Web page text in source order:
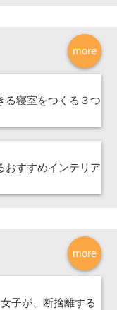
more
る寝室をつくる３つ
おすすめインテリア
more
子が、断捨離する